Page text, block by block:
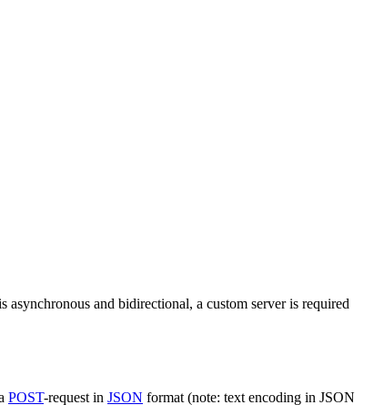
asynchronous and bidirectional, a custom server is required
POST-request in JSON format (note: text encoding in JSON